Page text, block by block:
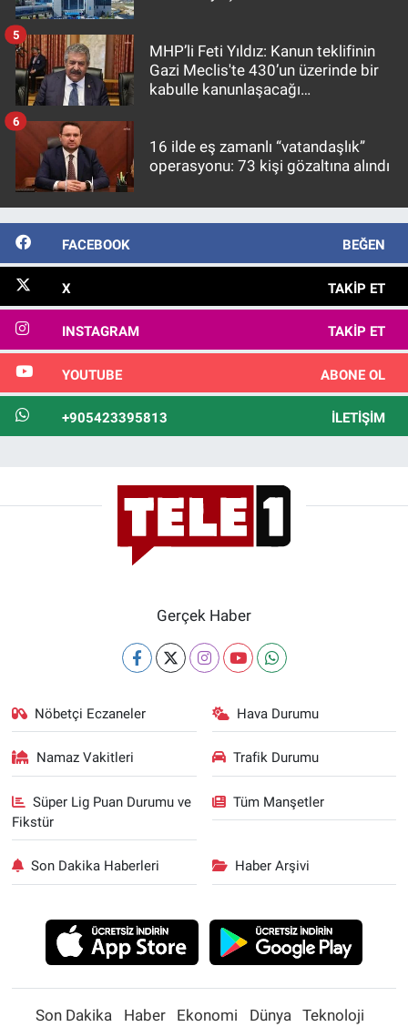
MHP’li Feti Yıldız: Kanun teklifinin
Gazi Meclis'te 430’un üzerinde bir
kabulle kanunlaşacağı
5
16 ilde eş zamanlı “vatandaşlık”
operasyonu: 73 kişi gözaltına alındı
6
FACEBOOK BEĞEN
X TAKIP ET
INSTAGRAM TAKIP ET
YOUTUBE ABONE OL
+905423395813 İLETIŞIM
Gerçek Haber
Nöbetçi Eczaneler Hava Durumu
Namaz Vakitleri Trafik Durumu
Süper Lig Puan Durumu ve
Fikstür
Tüm Manşetler
Son Dakika Haberleri Haber Arşivi
Son Dakika Haber Ekonomi Dünya Teknoloji